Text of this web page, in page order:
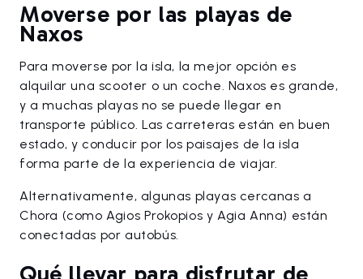
Moverse por las playas de
Naxos
Para moverse por la isla, la mejor opción es
alquilar una scooter o un coche. Naxos es grande,
y a muchas playas no se puede llegar en
transporte público. Las carreteras están en buen
estado, y conducir por los paisajes de la isla
forma parte de la experiencia de viajar.
Alternativamente, algunas playas cercanas a
Chora (como Agios Prokopios y Agia Anna) están
conectadas por autobús.